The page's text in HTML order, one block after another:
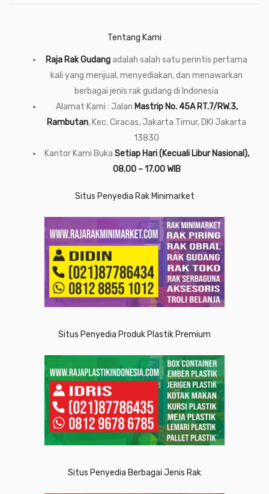
Tentang Kami
Raja Rak Gudangadalah salah satu perintis pertama
kali yang menjual, menyediakan, dan menawarkan
berbagai jenis rak gudang di Indonesia
Alamat Kami : Jalan Mastrip No. 45A RT.7/RW.3,
Rambutan, Kec. Ciracas, Jakarta Timur, DKI Jakarta
13830
Kantor Kami Buka Setiap Hari (Kecuali Libur Nasional),
08.00 – 17.00 WIB
Situs Penyedia Rak Minimarket
Situs Penyedia Produk Plastik Premium
Situs Penyedia Berbagai Jenis Rak